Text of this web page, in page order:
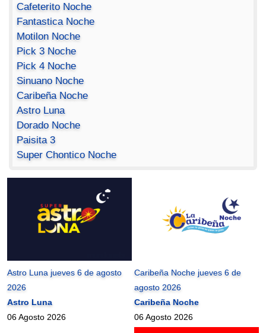
Cafeterito Noche
Fantastica Noche
Motilon Noche
Pick 3 Noche
Pick 4 Noche
Sinuano Noche
Caribeña Noche
Astro Luna
Dorado Noche
Paisita 3
Super Chontico Noche
Astro Luna jueves 6 de agosto
2026
Astro Luna
06 Agosto 2026
Caribeña Noche jueves 6 de
agosto 2026
Caribeña Noche
06 Agosto 2026